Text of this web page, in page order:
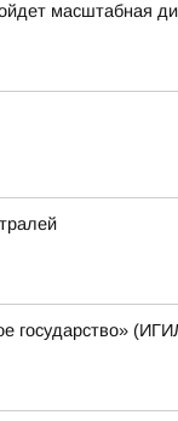
масштабная
государство»